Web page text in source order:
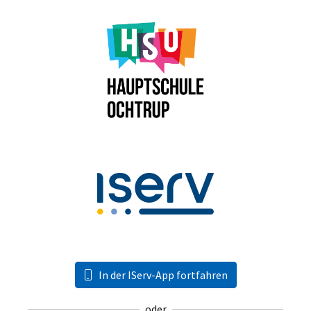
In der IServ-App fortfahren